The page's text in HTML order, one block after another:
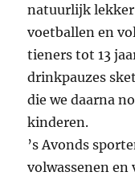
natuurlijk lekker
voetballen en
tieners tot 13
drinkpauzes
die we daarna
kinderen.
’s Avonds
volwassenen en